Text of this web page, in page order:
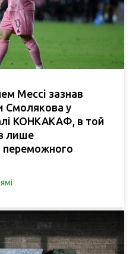
Мессі зазнав
Смолякова у
КОНКАКАФ, в той
лише
переможного